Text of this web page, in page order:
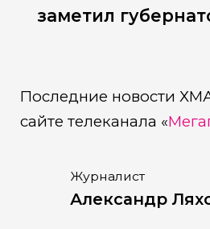
заметил
Последние новости
сайте телеканала «
Журналист
Александр